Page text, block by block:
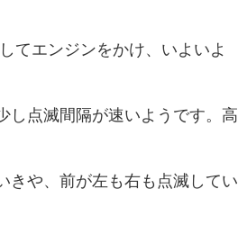
てエンジンをかけ、いよいよ
し点滅間隔が速いようです。高
きや、前が左も右も点滅してい